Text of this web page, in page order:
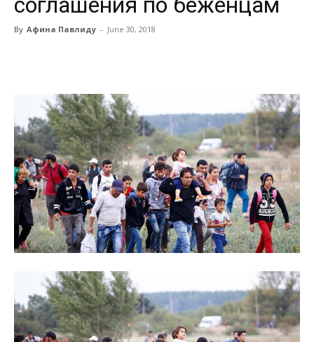
By Афина Павлиду - June 30, 2018